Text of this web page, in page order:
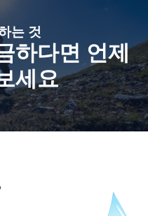
는 것
하다면 언제
세요